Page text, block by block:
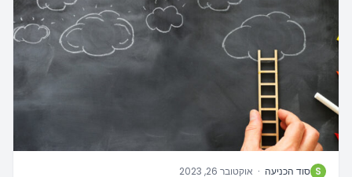
S סוד הכניעה · אוקטובר 26, 2023